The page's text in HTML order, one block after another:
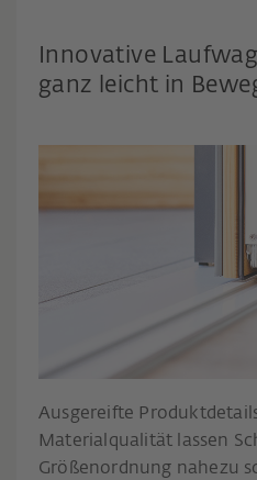
Innovative
ganz leicht in
Ausgereifte
Materialqualität lassen
Größenordnung nahezu